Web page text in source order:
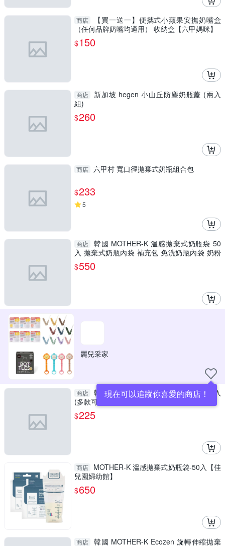
商店
【買一送一】便攜式小蘋果安撫奶嘴盒
（任何品牌奶嘴均適用） 收納盒【六甲媽咪】
$150
商店
新加坡 hegen 小山丘防塵奶瓶蓋 (兩入
組)
$260
商店 六甲村 寬口徑拋棄式奶瓶組合包
$233
5
商店
韓國 MOTHER-K 溫感拋棄式奶瓶袋 50
入 拋棄式奶瓶內袋 補充包 免洗奶瓶內袋 奶粉
分裝 K-MOM
$550
麗兒采家
現在可以追蹤你喜愛的商店！
商店
韓國 MOYUUM 仿母乳型替換奶嘴-2入
(多款可選)第三代仿母乳型替換奶嘴2入組
$225
商店
MOTHER-K 溫感拋棄式奶瓶袋-50入【佳
兒園婦幼館】
$650
商店
韓國 MOTHER-K Ecozen 旋轉伸縮拋棄